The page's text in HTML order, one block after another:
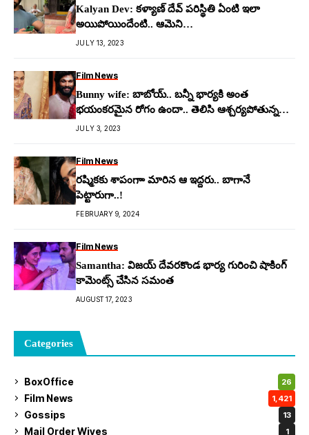
Kalyan Dev: క‌ళ్యాణ్ దేవ్ ప‌రిస్థితి ఏంటి ఇలా
అయిపోయిందేంటి.. ఆమెని
మ‌ర‌చిపోలేక‌పోతున్నాడుగా…!
JULY 13, 2023
Film News
Bunny wife: బాబోయ్.. బ‌న్నీ భార్యకి అంత
భ‌యంక‌ర‌మైన రోగం ఉందా.. తెలిసి ఆశ్చ‌ర్య‌పోతున్న
నెటిజ‌న్స్
JULY 3, 2023
Film News
రష్మికకు శాపంగాా మారిన ఆ ఇద్దరు.. బాగానే
పెట్టారుగా..!
FEBRUARY 9, 2024
Film News
Samantha: విజ‌య్ దేవ‌ర‌కొండ‌ భార్య గురించి షాకింగ్
కామెంట్స్ చేసిన స‌మంత‌
AUGUST 17, 2023
Categories
BoxOffice 26
Film News 1,421
Gossips 13
Mail Order Wives 1